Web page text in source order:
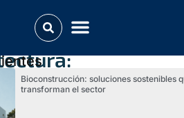
Bioconstrucción: soluciones sostenibles
transforman el sector